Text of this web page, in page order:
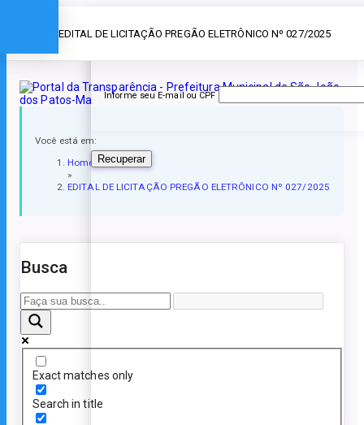
» EDITAL DE LICITAÇÃO PREGÃO ELETRÔNICO Nº 027/2025
Você está em:
Home
»
EDITAL DE LICITAÇÃO PREGÃO ELETRÔNICO Nº 027/2025
Busca
Exact matches only
Search in title
Informe seu E-mail ou CPF
Recuperar